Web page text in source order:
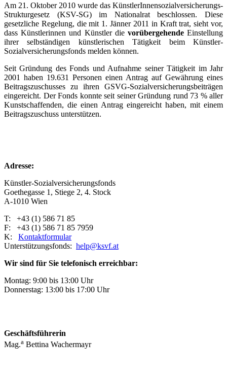
Am 21. Oktober 2010 wurde das KünstlerInnensozialversicherungs-
Strukturgesetz (KSV-SG) im Nationalrat beschlossen. Diese
gesetzliche Regelung, die mit 1. Jänner 2011 in Kraft trat, sieht vor,
dass Künstlerinnen und Künstler die vorübergehendeEinstellung
ihrer selbständigen künstlerischen Tätigkeit beim Künstler-
Sozialversicherungsfonds melden können.
Seit Gründung des Fonds und Aufnahme seiner Tätigkeit im Jahr
2001 haben 19.631 Personen einen Antrag auf Gewährung eines
Beitragszuschusses zu ihren GSVG-Sozialversicherungsbeiträgen
eingereicht. Der Fonds konnte seit seiner Gründung rund 73 % aller
Kunstschaffenden, die einen Antrag eingereicht haben, mit einem
Beitragszuschuss unterstützen.
Adresse:
Künstler-Sozialversicherungsfonds
Goethegasse 1, Stiege 2, 4. Stock
A-1010 Wien
T: +43 (1) 586 71 85
F: +43 (1) 586 71 85 7959
K: Kontaktformular
Unterstützungsfonds: help@ksvf.at
Wir sind für Sie telefonisch erreichbar:
Montag: 9:00 bis 13:00 Uhr
Donnerstag: 13:00 bis 17:00 Uhr
Geschäftsführerin
Mag.a Bettina Wachermayr